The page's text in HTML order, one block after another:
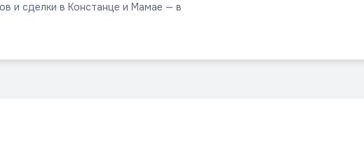
и сделки в Констанце и Мамае — в